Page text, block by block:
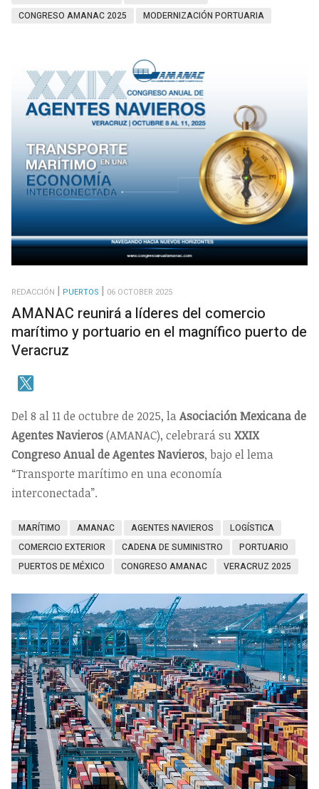
CONGRESO AMANAC 2025
MODERNIZACIÓN PORTUARIA
REDACCIÓN PUERTOS 06 OCTOBER 2025
AMANAC reunirá a líderes del comercio
marítimo y portuario en el magnífico puerto de
Veracruz
Del 8 al 11 de octubre de 2025, laAsociación Mexicana de
Agentes Navieros(AMANAC), celebrará suXXIX
Congreso Anual de Agentes Navieros, bajo el lema
“Transporte marítimo en una economía
interconectada”.
MARÍTIMO AMANAC AGENTES NAVIEROS
LOGÍSTICA
COMERCIO EXTERIOR
CADENA DE SUMINISTRO
PORTUARIO
PUERTOS DE MÉXICO
CONGRESO AMANAC VERACRUZ 2025